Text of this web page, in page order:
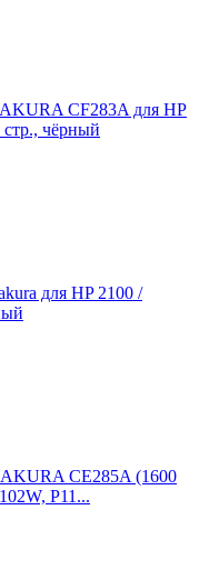
CF283A для HP
чёрный
для HP 2100 /
CE285A (1600
P11...